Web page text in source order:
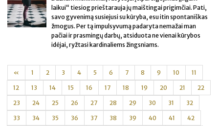
laikui“ tiesiog prieštarauja jų maištingai prigimčiai. Pati,
savo gyvenimą susiejusi su kūryba, esu itin spontaniškas
žmogus. Per tą impulsyvumą padaryta nemažai man
pačiai ir prasmingų darbų, atsiduota ne vienai kūrybos
idėjai, ryžtasi kardinaliems žingsniams.
« 1 2 3 4 5 6 7 8 9 10 11
12 13 14 15 16 17 18 19 20 21 22
23 24 25 26 27 28 29 30 31 32
33 34 35 36 37 38 39 40 41 42